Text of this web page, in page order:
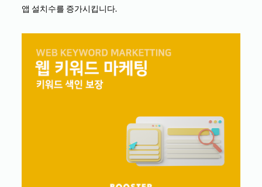
앱 설치수를 증가시킵니다.